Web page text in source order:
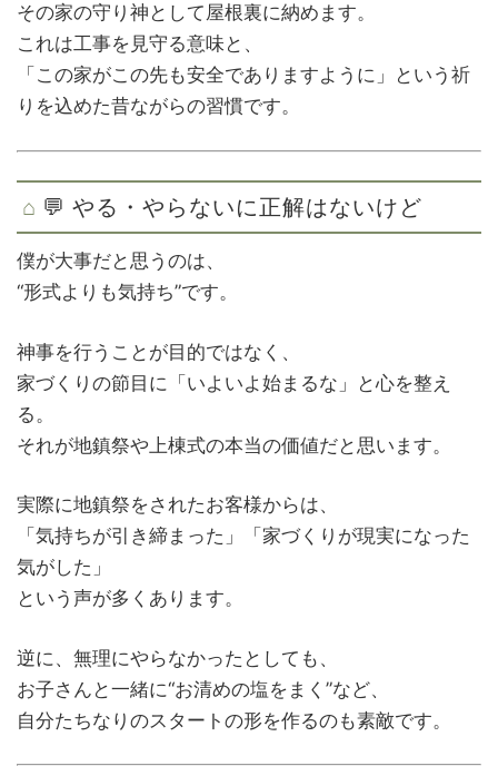
その家の守り神として屋根裏に納めます。
これは工事を見守る意味と、
「この家がこの先も安全でありますように」という祈
りを込めた昔ながらの習慣です。
💬 やる・やらないに正解はないけど
僕が大事だと思うのは、
“形式よりも気持ち”です。
神事を行うことが目的ではなく、
家づくりの節目に「いよいよ始まるな」と心を整え
る。
それが地鎮祭や上棟式の本当の価値だと思います。
実際に地鎮祭をされたお客様からは、
「気持ちが引き締まった」「家づくりが現実になった
気がした」
という声が多くあります。
逆に、無理にやらなかったとしても、
お子さんと一緒に“お清めの塩をまく”など、
自分たちなりのスタートの形を作るのも素敵です。